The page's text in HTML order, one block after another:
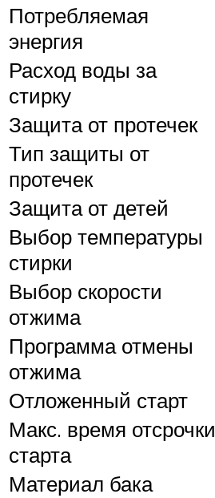
Потребляемая
энергия
Расход воды за
стирку
Защита от протечек
Тип защиты от
протечек
Защита от детей
Выбор температуры
стирки
Выбор скорости
отжима
Программа отмены
отжима
Отложенный старт
Макс. время отсрочки
старта
Материал бака